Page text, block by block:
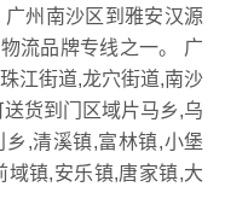
州南沙区到雅安汉源
流品牌专线之一。 广
江街道,龙穴街道,南沙
货到门区域片马乡,乌
,清溪镇,富林镇,小堡
域镇,安乐镇,唐家镇,大